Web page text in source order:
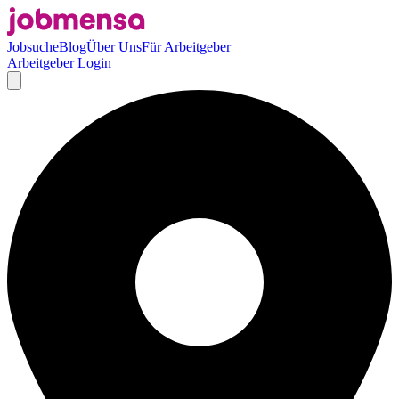
JobsucheBlogÜber UnsFür Arbeitgeber
Arbeitgeber Login